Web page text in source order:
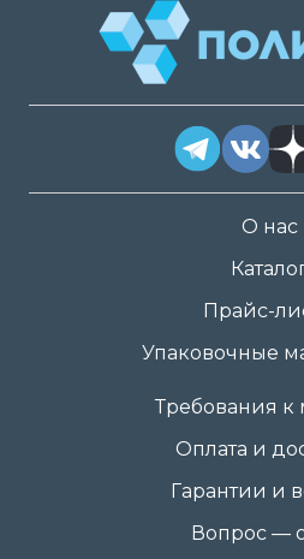
О нас
Прайс-
Упаковочные
Требования к
Оплата и
Гарантии и
Вопрос —